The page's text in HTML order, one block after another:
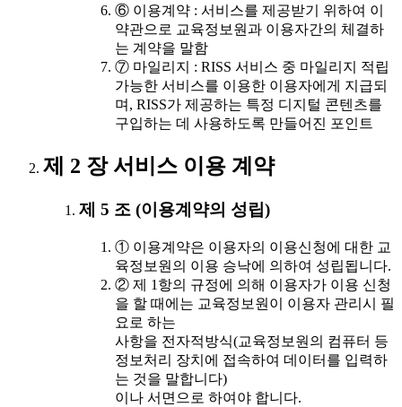
⑥ 이용계약 : 서비스를 제공받기 위하여 이
약관으로 교육정보원과 이용자간의 체결하
는 계약을 말함
⑦ 마일리지 : RISS 서비스 중 마일리지 적립
가능한 서비스를 이용한 이용자에게 지급되
며, RISS가 제공하는 특정 디지털 콘텐츠를
구입하는 데 사용하도록 만들어진 포인트
제 2 장 서비스 이용 계약
제 5 조 (이용계약의 성립)
① 이용계약은 이용자의 이용신청에 대한 교
육정보원의 이용 승낙에 의하여 성립됩니다.
② 제 1항의 규정에 의해 이용자가 이용 신청
을 할 때에는 교육정보원이 이용자 관리시 필
요로 하는
사항을 전자적방식(교육정보원의 컴퓨터 등
정보처리 장치에 접속하여 데이터를 입력하
는 것을 말합니다)
이나 서면으로 하여야 합니다.